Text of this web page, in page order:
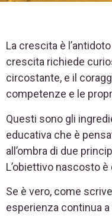
La crescita è
crescita richiede
circostante, e il
competenze e le
Questi sono gli
educativa che è
all’ombra di due
L’obiettivo nascosto
Se è vero, come
esperienza continua